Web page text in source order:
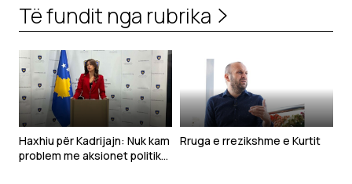
Të fundit nga rubrika
Haxhiu për Kadrijajn: Nuk kam
problem me aksionet politike
Rruga e rrezikshme e Kurtit